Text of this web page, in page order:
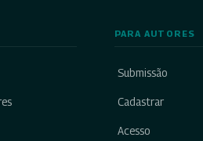
PARA AUTORES
Submissão
Cadastrar
Acesso